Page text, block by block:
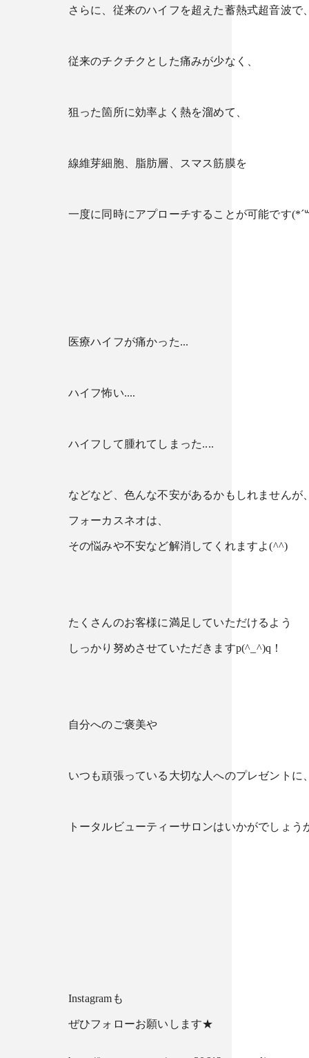
さらに、従来のハイフを超えた蓄熱式超音波で
従来のチクチクとした痛みが少なく、
狙った箇所に効率よく熱を溜めて、
線維芽細胞、脂肪層、スマス筋膜を
一度に同時にアプローチすることが可能です
医療ハイフが痛かった...
ハイフ怖い....
ハイフして腫れてしまった....
などなど、色んな不安があるかもしれませんが
フォーカスネオは、
その悩みや不安など解消してくれますよ(^^)
たくさんのお客様に満足していただけるよう
しっかり努めさせていただきますp(^_^)q！
自分へのご褒美や
いつも頑張っている大切な人へのプレゼントに
トータルビューティーサロンはいかがでしょう
Instagramも
ぜひフォローお願いします★